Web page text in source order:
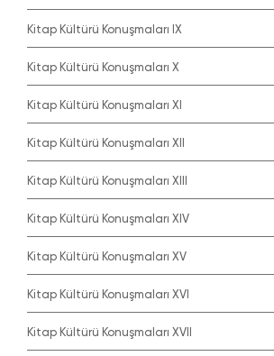
Kitap Kültürü Konuşmaları IX
Kitap Kültürü Konuşmaları X
Kitap Kültürü Konuşmaları XI
Kitap Kültürü Konuşmaları XII
Kitap Kültürü Konuşmaları XIII
Kitap Kültürü Konuşmaları XIV
Kitap Kültürü Konuşmaları XV
Kitap Kültürü Konuşmaları XVI
Kitap Kültürü Konuşmaları XVII